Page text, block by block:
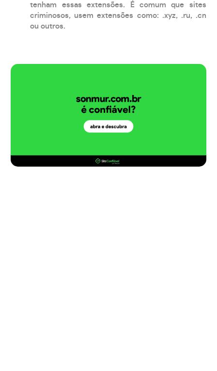
tenham essas extensões. É comum que sites
criminosos, usem extensões como: .xyz, .ru, .cn
ou outros.